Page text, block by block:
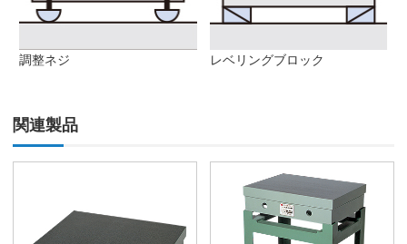
調整ネジ レベリングブロック
関連製品